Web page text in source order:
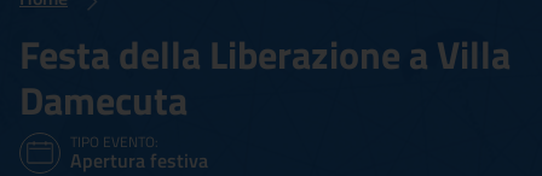
Festa della Liberazione a Villa
Damecuta
TIPO EVENTO:
Apertura festiva